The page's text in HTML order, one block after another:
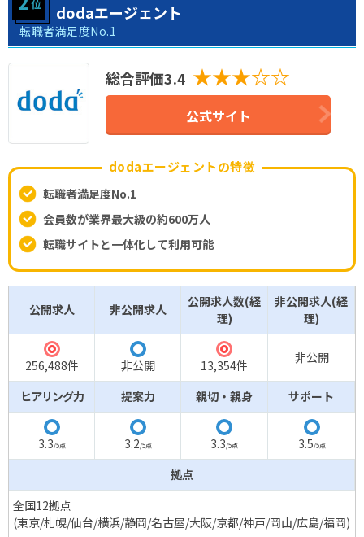
dodaエージェント
転職者満足度No.1
総合評価3.4 ★★★☆☆
公式サイト
dodaエージェントの特徴
転職者満足度No.1
会員数が業界最大級の約600万人
転職サイトと一体化して利用可能
公開求人 非公開求人
公開求人数(経
理)
非公開求人(経
理)
256,488件
非公開
13,354件
非公開
ヒアリング力 提案力 親切・親身 サポート
3.3/5点
3.2/5点
3.3/5点
3.5/5点
拠点
全国12拠点
(東京/札幌/仙台/横浜/静岡/名古屋/大阪/京都/神戸/岡山/広島/福岡)